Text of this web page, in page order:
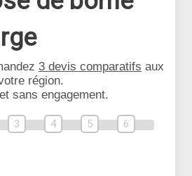
3 devis comparatifs aux
région.
sans engagement.
3 4 5 6